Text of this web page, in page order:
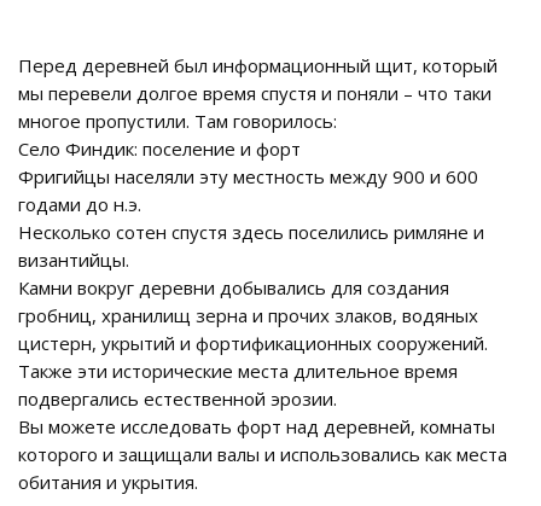
Перед деревней был информационный щит, который
мы перевели долгое время спустя и поняли – что таки
многое пропустили. Там говорилось:
Село Финдик: поселение и форт
Фригийцы населяли эту местность между 900 и 600
годами до н.э.
Несколько сотен спустя здесь поселились римляне и
византийцы.
Камни вокруг деревни добывались для создания
гробниц, хранилищ зерна и прочих злаков, водяных
цистерн, укрытий и фортификационных сооружений.
Также эти исторические места длительное время
подвергались естественной эрозии.
Вы можете исследовать форт над деревней, комнаты
которого и защищали валы и использовались как места
обитания и укрытия.